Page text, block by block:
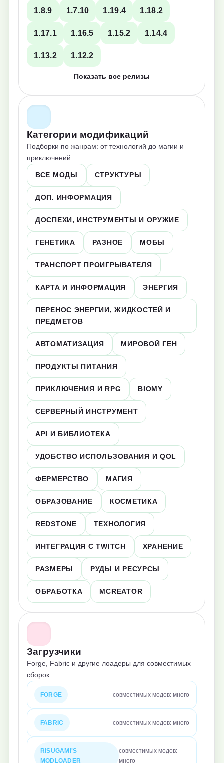
1.8.9 1.7.10 1.19.4 1.18.2
1.17.1 1.16.5 1.15.2 1.14.4
1.13.2 1.12.2
Показать все релизы
Категории модификаций
Подборки по жанрам: от технологий до магии и
приключений.
ВСЕ МОДЫ СТРУКТУРЫ
ДОП. ИНФОРМАЦИЯ
ДОСПЕХИ, ИНСТРУМЕНТЫ И ОРУЖИЕ
ГЕНЕТИКА РАЗНОЕ МОБЫ
ТРАНСПОРТ ПРОИГРЫВАТЕЛЯ
КАРТА И ИНФОРМАЦИЯ ЭНЕРГИЯ
ПЕРЕНОС ЭНЕРГИИ, ЖИДКОСТЕЙ И
ПРЕДМЕТОВ
АВТОМАТИЗАЦИЯ МИРОВОЙ ГЕН
ПРОДУКТЫ ПИТАНИЯ
ПРИКЛЮЧЕНИЯ И RPG BIOMY
СЕРВЕРНЫЙ ИНСТРУМЕНТ
API И БИБЛИОТЕКА
УДОБСТВО ИСПОЛЬЗОВАНИЯ И QOL
ФЕРМЕРСТВО МАГИЯ
ОБРАЗОВАНИЕ КОСМЕТИКА
REDSTONE ТЕХНОЛОГИЯ
ИНТЕГРАЦИЯ С TWITCH ХРАНЕНИЕ
РАЗМЕРЫ РУДЫ И РЕСУРСЫ
ОБРАБОТКА MCREATOR
Загрузчики
Forge, Fabric и другие лоадеры для совместимых
сборок.
FORGE совместимых модов: много
FABRIC совместимых модов: много
RISUGAMI'S
MODLOADER
совместимых модов:
много